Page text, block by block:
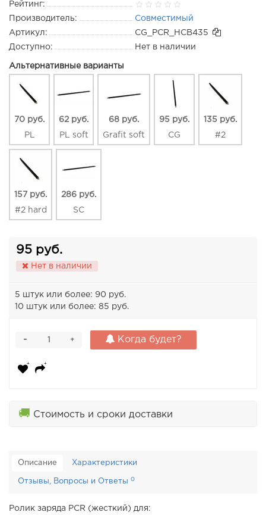
Рейтинг:
Производитель:
Совместимый
Артикул:
CG_PCR_HCB435
Доступно:
Нет в наличии
Альтернативные варианты
70 руб.
PL
62 руб.
PL soft
68 руб.
Grafit soft
95 руб.
CG
135 руб.
#2
157 руб.
#2 hard
286 руб.
SC
95 руб.
Нет в наличии
5 штук или более: 90 руб.
10 штук или более: 85 руб.
+
- Когда будет?
🚚 Стоимость и сроки доставки
Описание Характеристики
Отзывы, Вопросы и Ответы 0
Ролик заряда PCR (жесткий) для: